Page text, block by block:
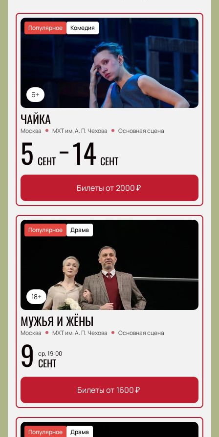
6+
Комедия
Популярное
ЧАЙКА
Москва МХТ им. А. П. Чехова Основная сцена
5 СЕНТ 14 СЕНТ
Билеты от 2000₽
18+
Драма
Популярное
МУЖЬЯ И ЖЁНЫ
Москва МХТ им. А. П. Чехова Основная сцена
9 ср, 19:00
СЕНТ
Билеты от 1600₽
Драма
Популярное